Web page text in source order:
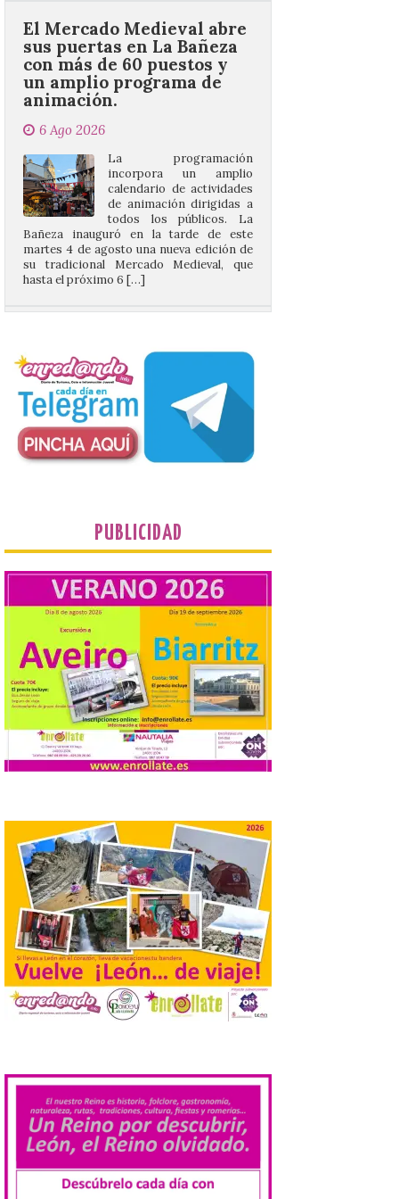
un amplio programa de
animación.
6 Ago 2026
La programación
de animación dirigidas a
todos los públicos. La
Bañeza inauguró en la tarde de este
martes 4 de agosto una nueva edición de
su tradicional Mercado Medieval, que
hasta el próximo 6 […]
Un viaje a la Antigüedad:
propone un recorrido por
inspiración clásica
6 Ago 2026
Al hilo del estreno de La
Odisea de Christopher
Nolan. La pieza de vídeo
reúne una selección de
Patrimonio Nacional
cancela la temporada de
fuentes de La Granja ante
la escasez de agua
6 Ago 2026
Esta medida afecta a los
espectáculos nocturnos
de la Fuente Baños de
Diana previstos para los
días 8, 15 y 22 de agosto,
así como al encendido extraordinario del
día 25. La reserva de agua en el estanque
El Descenso Internacional
del Sella arranca con el
homenaje a los campeones
y el izado de las banderas
autonómicas
6 Ago 2026
La 88.ª edición del
Descenso Internacional
del Sella reunirá este año a
1.291 palistas distribuidos
asturiana como una de las grandes
referencias del piragüismo internacional.
[…]
Los clientes de TAP
Miles&Go ya pueden
PUBLICIDAD